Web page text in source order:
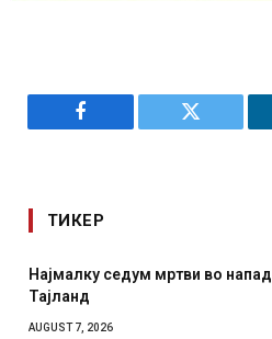
Facebook Twitter
ТИКЕР
Најмалку седум мртви во
Тајланд
AUGUST 7, 2026